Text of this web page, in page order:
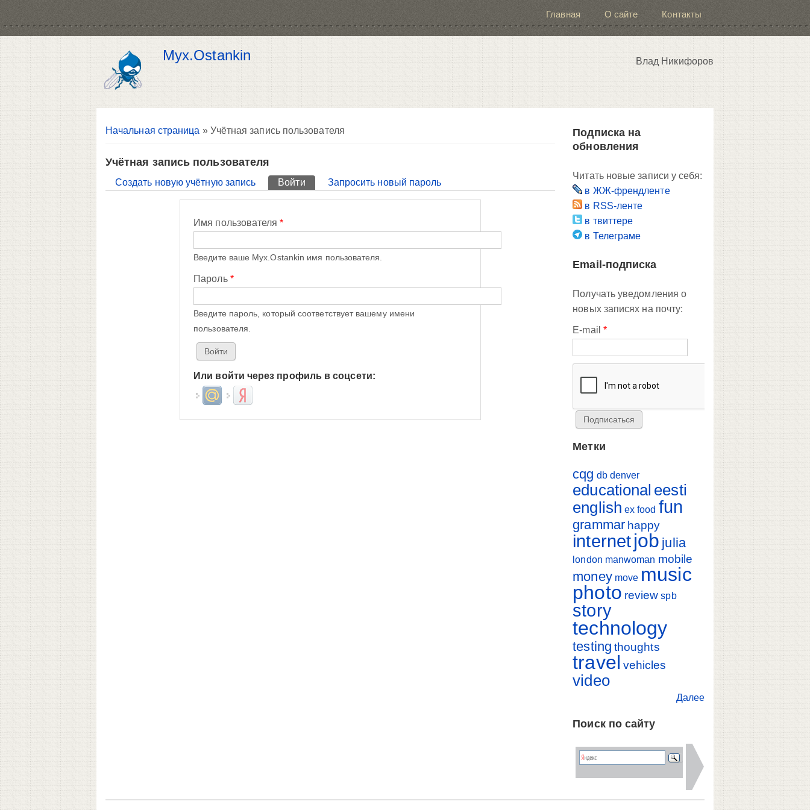
Главная О сайте Контакты
Myx.Ostankin Влад Никифоров
Вы здесь
Начальная страница » Учётная запись пользователя
Учётная запись пользователя
Главные вкладки
Создать новую учётную запись Войти (активная вкладка)
Запросить новый пароль
Имя пользователя*
Введите ваше Myx.Ostankin имя пользователя.
Пароль *
Введите пароль, который соответствует вашему имени
пользователя.
Или войти через профиль в соцсети:
Login with Mail.ruLogin with Яндекс
Подписка на
обновления
Читать новые записи у себя:
в ЖЖ-френдленте
в RSS-ленте
в твиттере
в Телеграме
Email-подписка
Получать уведомления о
новых записях на почту:
E-mail *
Метки
cqg db denver
educational eesti
english ex food fun
grammar happy
internetjob julia
london manwoman mobile
money move music
photo review spb
story
technology
testing thoughts
travel vehicles
video
Далее
Поиск по сайту